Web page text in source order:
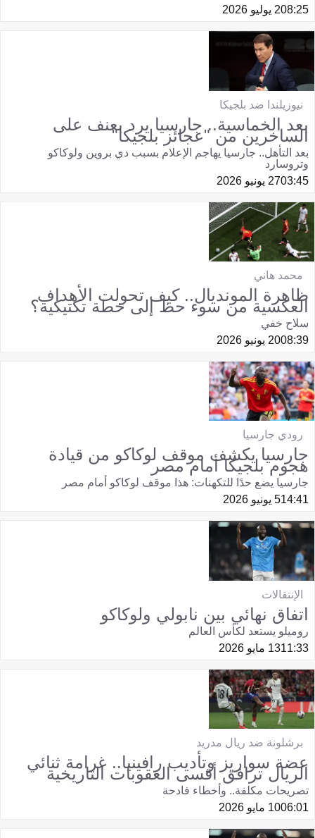
08:252 يوليو 2026
نيوزيلندا ضد بلجيكا
بعد الخماسية.. جارسيا يرد بعنف على
الساخرين من "عجائز بلجيكا"
بعد التأهل.. جارسيا يهاجم الإعلام بسبب دي بروين ولوكاكو
وتروسارد
03:4527 يونيو 2026
محمد هاني
ظاهرة المونديال.. كيف تحولت الأهداف
العكسية من سوء حظ إلى خطة تكتيكية؟
سلاح خفي
08:3920 يونيو 2026
رودي جارسيا
جارسيا يكشف موقف لوكاكو من قيادة
هجوم بلجيكا أمام مصر
جارسيا يضع حدًا للتكهنات: هذا موقف لوكاكو أمام مصر
14:415 يونيو 2026
الإنتقالات
اتفاق نهائي بين نابولي ولوكاكو
روميلو يستعد لكأس العالم
11:3313 مايو 2026
برشلونة ضد ريال مدريد
عضة سواريز وتأديب رافينيا.. غرامة ثنائي
الريال ترافق أقسى العقوبات التاريخية
تصريحات مكلفة.. وأخطاء فادحة
06:0110 مايو 2026